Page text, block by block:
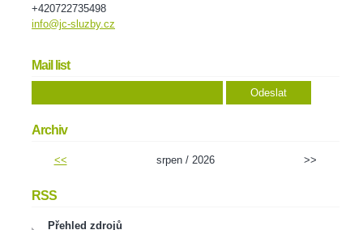
+420722735498
info@jc-sluzby.cz
Mail list
Archiv
<< srpen / 2026 >>
RSS
Přehled zdrojů